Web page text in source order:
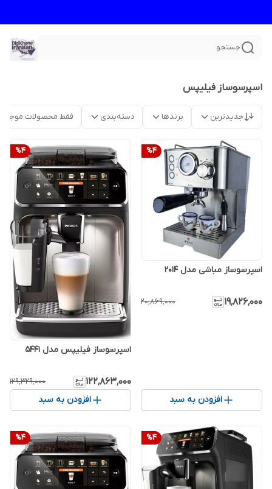
جستجو
اسپرسوساز فیلیپس
جدیدترین برندها دسته‌بندی فقط محصولات موجود
%4
اسپرسوساز مباشی مدل 2014
۱۹٬۸۲۶٬۰۰۰ ۲۰٬۸۶۹٬۰۰۰
افزودن به سبد
%4
اسپرسوساز فیلیپس مدل 5441
۱۲۲٬۸۶۳٬۰۰۰ ۱۲۹٬۳۲۹٬۰۰۰
افزودن به سبد
%4
%4